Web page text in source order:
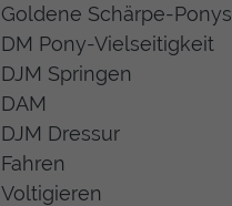
Goldene Schärpe-Ponys
DM Pony-Vielseitigkeit
DJM Springen
DAM
DJM Dressur
Fahren
Voltigieren